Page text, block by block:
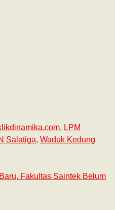
, LPM
Salatiga, Waduk Kedung
Fakultas Saintek Belum